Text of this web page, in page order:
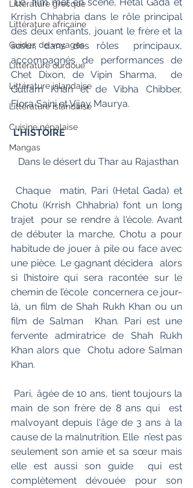
Littérature grecque
Littérature africaine
Guides de voyages
Littérature ourdoue
Littérature islandaise
Littérature islandaise
Cuisine népalaise
Mangas
Krrish Chhabria dans le rôle principal
des deux enfants, jouant le frère et la
sœur, dans des rôles  principaux,
accompagnés de performances de
Chet Dixon, de Vipin Sharma,  de
Gulfam Khan et de Vibha Chibber,
Flora Saini et Vijay Maurya.
L'HISTOIRE
   Dans le désert du Thar au Rajasthan
Chotu (Krrish Chhabria) font un long
trajet  pour se rendre à l'école. Avant
de débuter la marche, Chotu a pour
habitude de jouer à pile ou face avec
une pièce. Le gagnant décidera  alors
si l’histoire qui sera racontée sur le
chemin de l’école  concernera ce jour-
là, un film de Shah Rukh Khan ou un
film de Salman  Khan. Pari est une
fervente admiratrice de Shah Rukh
Khan alors que  Chotu adore Salman
Khan.
main de son frère de 8 ans qui  est
malvoyant depuis l'âge de 3 ans à la
cause de la malnutrition. Elle  n’est pas
seulement son amie et sa sœur mais
elle est aussi son guide  qui est
complètement dévouée pour son